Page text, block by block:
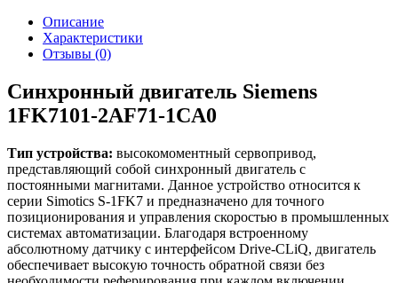
Описание
Характеристики
Отзывы (0)
Синхронный двигатель Siemens
1FK7101-2AF71-1CA0
Тип устройства: высокомоментный сервопривод,
представляющий собой синхронный двигатель с
постоянными магнитами. Данное устройство относится к
серии Simotics S-1FK7 и предназначено для точного
позиционирования и управления скоростью в промышленных
системах автоматизации. Благодаря встроенному
абсолютному датчику с интерфейсом Drive-CLiQ, двигатель
обеспечивает высокую точность обратной связи без